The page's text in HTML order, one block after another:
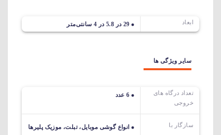
ابعاد 29 در 5.8 در 4 سانتی‌متر
سایر ویژگی ها
تعداد درگاه های
خروجی
6 عدد
سازگار با انواع گوشی موبایل، تبلت، موزیک پلیرها